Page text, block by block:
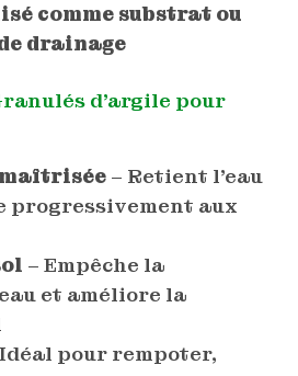
comme substrat ou
drainage
d’argile pour
– Retient l’eau
progressivement aux
– Empêche la
et améliore la
pour rempoter,